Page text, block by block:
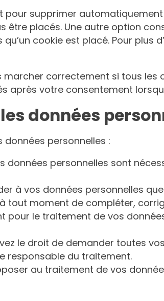
supprimer
être placés. Une autre option
cookie est placé. Pour
correctement si tous les
après votre consentement
données
personnelles :
données personnelles sont
à vos données personnelles
tout moment de compléter,
pour le traitement de vos
le droit de demander toutes
responsable du traitement.
au traitement de vos